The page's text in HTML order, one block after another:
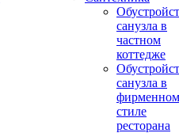
санузла в
частном
коттедже
санузла в
фирменном
стиле
ресторана